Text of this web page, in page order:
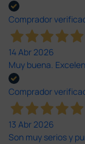
Comprador
14 Abr 2026
Muy buena.
Comprador
13 Abr 2026
Son muy serios y